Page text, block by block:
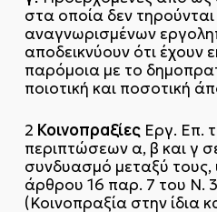
στα οποία δεν
αναγνωρισμένων
αποδεικνύουν ότι έχουν
παρόμοια με το
ποιοτική και ποσοτική
2 ΚοινοπραξίεςΕργ. Επ.
περιπτώσεων α, β και γ
συνδυασμό μεταξύ
άρθρου 16 παρ. 7 του Ν.
(Κοινοπραξία στην ίδια